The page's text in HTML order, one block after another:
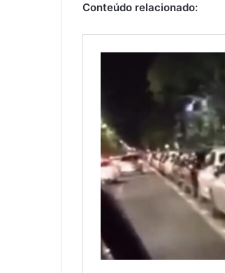
Conteúdo relacionado: